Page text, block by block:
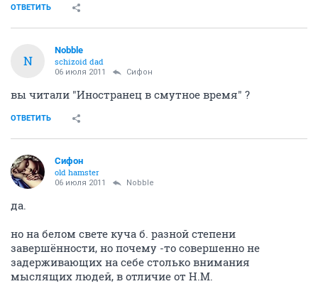
ОТВЕТИТЬ
N
Nobble
schizoid dad
06 июля 2011 Сифон
вы читали "Иностранец в смутное время" ?
ОТВЕТИТЬ
Сифон
old hamster
06 июля 2011 Nobble
да.
но на белом свете куча б. разной степени
завершённости, но почему -то совершенно не
задерживающих на себе столько внимания
мыслящих людей, в отличие от Н.М.